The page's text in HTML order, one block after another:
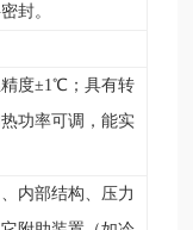
封。
度±1℃ ；具有转
功率可调，能实
内部结构、压力